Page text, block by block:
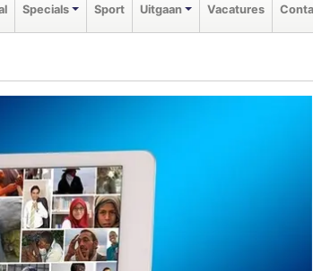
Specials Sport Uitgaan Vacatures